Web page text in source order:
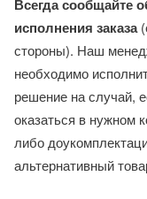
Всегда сообщайте
исполнения заказа
стороны). Наш
необходимо
решение на случай,
оказаться в нужном
либо
альтернативный